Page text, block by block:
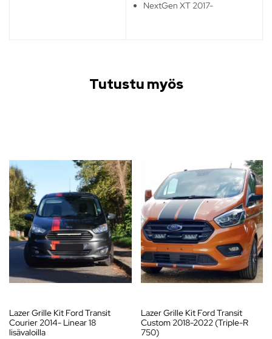
NextGen XT 2017-
Tutustu myös
Lazer Grille Kit Ford Transit
Courier 2014- Linear 18
lisävaloilla
Lazer Grille Kit Ford Transit
Custom 2018-2022 (Triple-R
750)